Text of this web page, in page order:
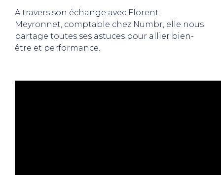
A travers son échange avec Florent
Meyronnet, comptable chez Numbr, elle nous
partage toutes ses astuces pour allier bien-
être et performance.